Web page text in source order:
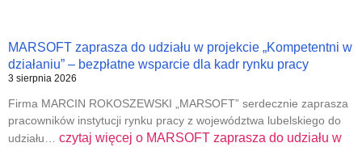
MARSOFT zaprasza do udziału w projekcie „Kompetentni w
działaniu” – bezpłatne wsparcie dla kadr rynku pracy
3 sierpnia 2026
Firma MARCIN ROKOSZEWSKI „MARSOFT” serdecznie zaprasza
pracowników instytucji rynku pracy z województwa lubelskiego do
udziału… czytaj więcej o MARSOFT zaprasza do udziału w